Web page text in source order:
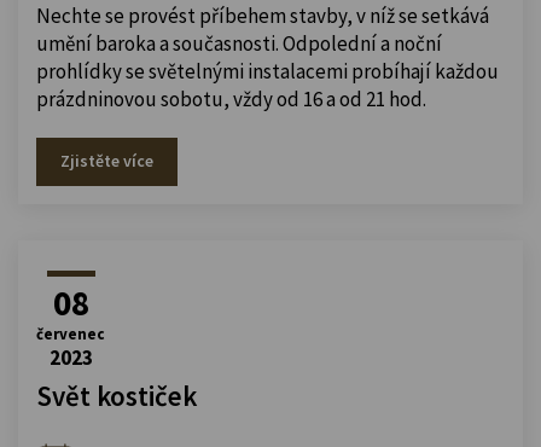
Nechte se provést příbehem stavby, v níž se setkává
umění baroka a současnosti. Odpolední a noční
prohlídky se světelnými instalacemi probíhají každou
prázdninovou sobotu, vždy od 16 a od 21 hod.
Zjistěte více
08
červenec
2023
Svět kostiček